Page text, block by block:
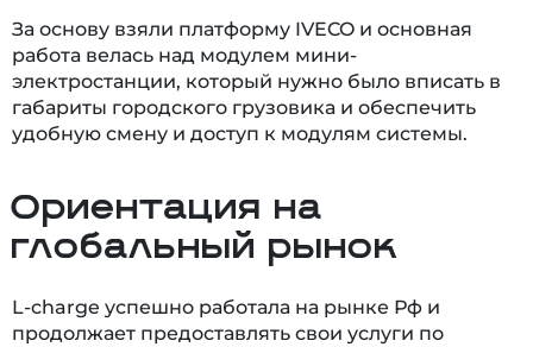
За основу взяли платформу IVECO и основная
работа велась над модулем мини-
электростанции, который нужно было вписать в
габариты городского грузовика и обеспечить
удобную смену и доступ к модулям системы.
Ориентация на
глобальный рынок
L-charge успешно работала на рынке Рф и
продолжает предоставлять свои услуги по